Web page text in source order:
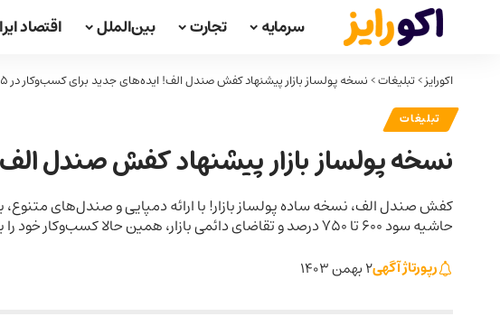
سرمایه تجارت بین‌الملل اقتصاد
اکورایز>تبلیغات>نسخه پولساز بازار پیشنهاد کفش صندل الف! ایده‌های جدید برای کسب‌وکار در 2025!
تبلیغات
نسخه پولساز بازار پیشنهاد کفش صندل الف!
کفش صندل الف، نسخه ساده پولساز بازار! با ارائه دمپایی و صندل‌های
حاشیه سود 600 تا 750 درصد و تقاضای دائمی بازار، همین حالا کسب‌وکار خود را با کفش صندل الف آغاز کنید و در مسیر موفقیت قرار بگیرید!
رپورتاژ آگهی2 بهمن 1403